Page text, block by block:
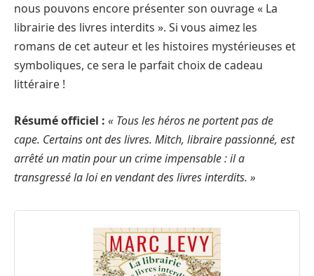
nous pouvons encore présenter son ouvrage « La
librairie des livres interdits ». Si vous aimez les
romans de cet auteur et les histoires mystérieuses et
symboliques, ce sera le parfait choix de cadeau
littéraire !
Résumé officiel : « Tous les héros ne portent pas de
cape. Certains ont des livres. Mitch, libraire passionné, est
arrêté un matin pour un crime impensable : il a
transgressé la loi en vendant des livres interdits. »